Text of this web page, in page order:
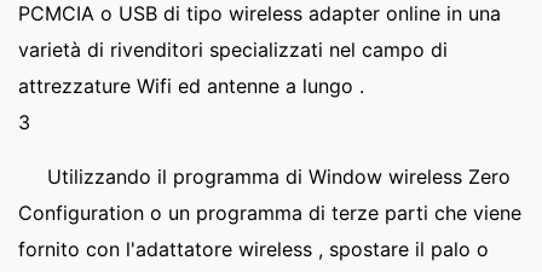
PCMCIA o USB di tipo wireless adapter online in una
varietà di rivenditori specializzati nel campo di
attrezzature Wifi ed antenne a lungo .
3
Utilizzando il programma di Window wireless Zero
Configuration o un programma di terze parti che viene
fornito con l'adattatore wireless , spostare il palo o